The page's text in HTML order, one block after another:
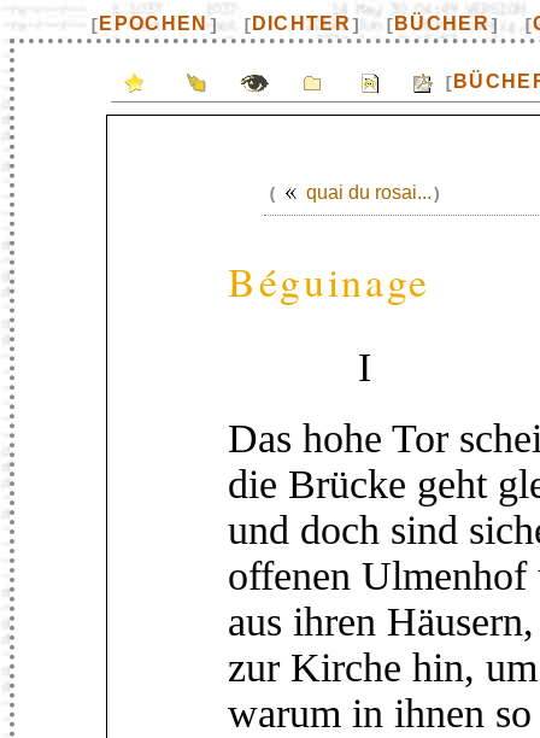
[ EPOCHEN ] [ DICHTER] [ BÜCHER] [
[
( quai du rosai...)
Béguinage
I
Das hohe Tor
die Brücke geht
und doch sind
offenen Ulmenhof
aus ihren
zur Kirche hin,
warum in ihnen